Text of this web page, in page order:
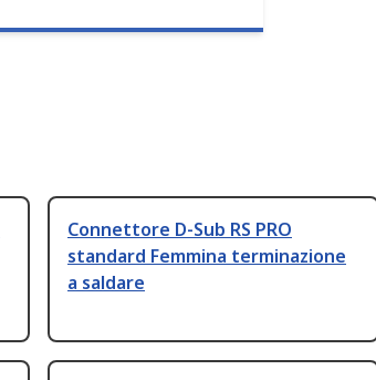
Connettore D-Sub RS PRO
standard Femmina terminazione
a saldare